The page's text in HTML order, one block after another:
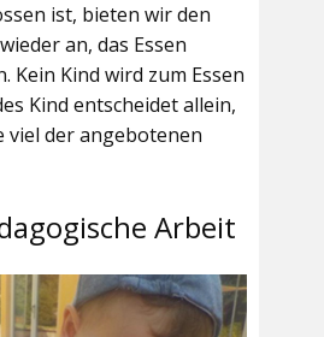
ist, bieten wir den
an, das Essen
Kein Kind wird zum Essen
Kind entscheidet allein,
viel der angebotenen
Arbeit